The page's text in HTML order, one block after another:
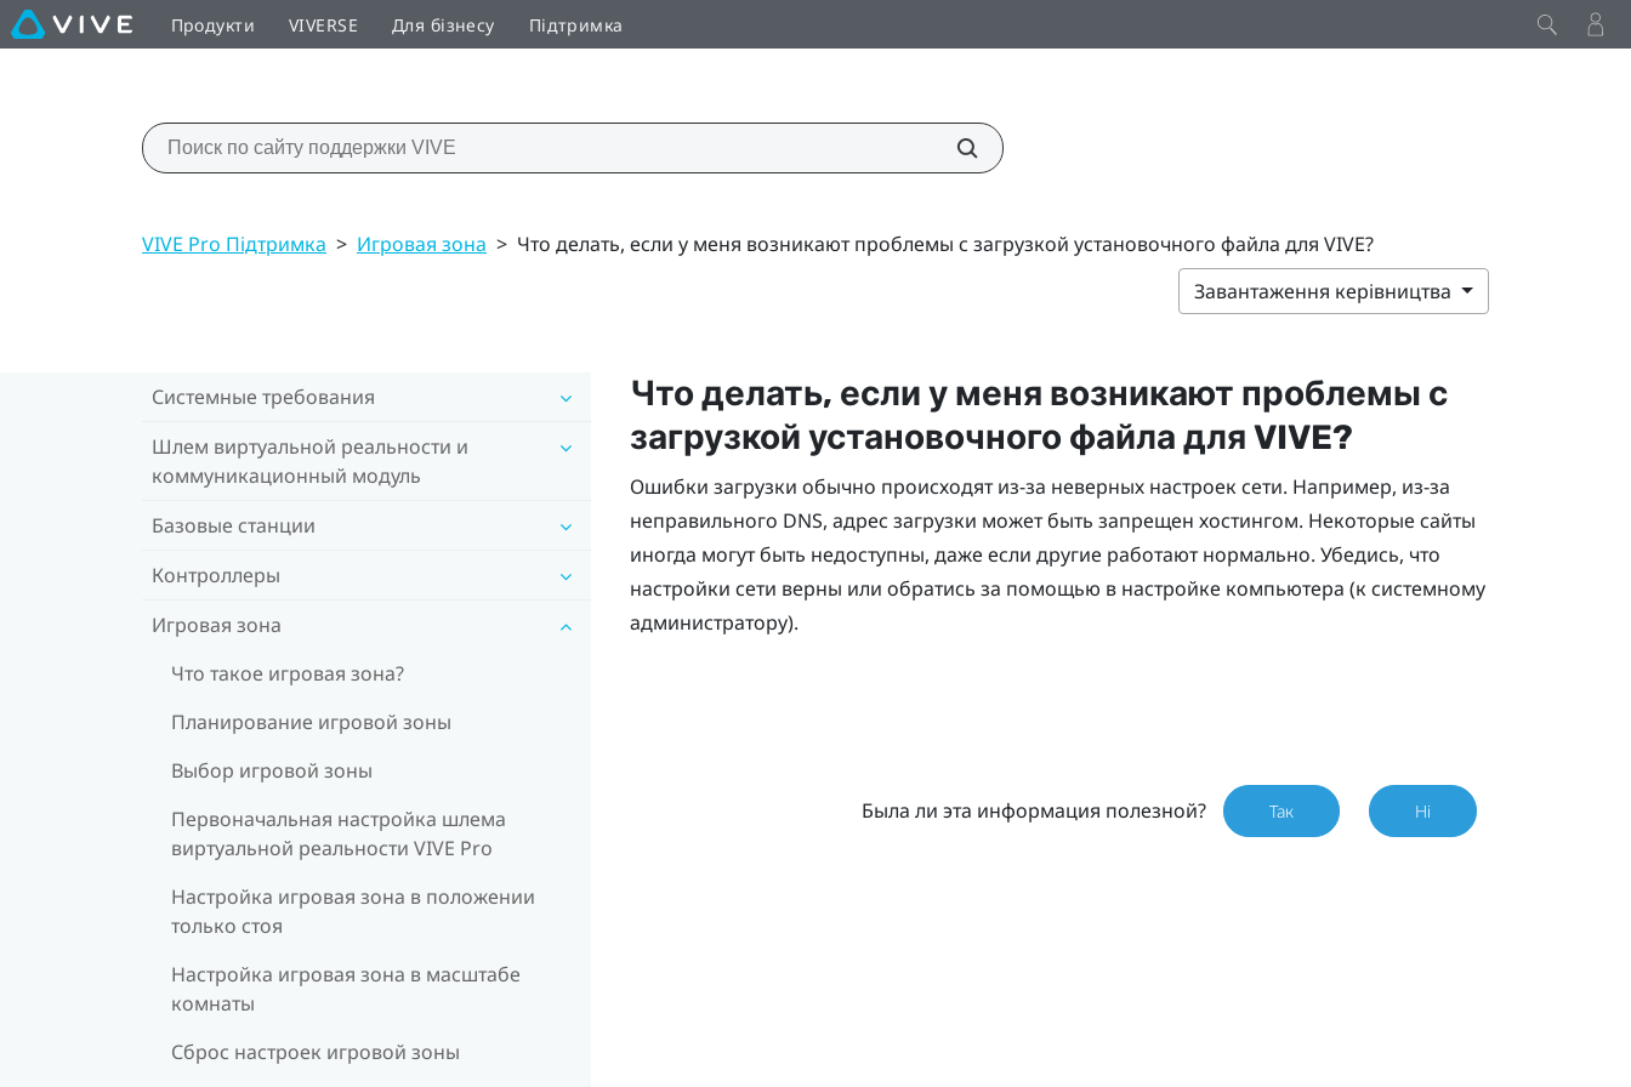
Продукти VIVERSE Для бізнесу Підтримка
VIVE Pro Підтримка > Игровая зона > Что делать, если у меня возникают проблемы с загрузкой установочного файла для VIVE?
Завантаження керівництва
Системные требования
Шлем виртуальной реальности и
коммуникационный модуль
Базовые станции
Контроллеры
Игровая зона
Что такое игровая зона?
Планирование игровой зоны
Выбор игровой зоны
Первоначальная настройка шлема
виртуальной реальности VIVE Pro
Настройка игровая зона в положении
только стоя
Настройка игровая зона в масштабе
комнаты
Сброс настроек игровой зоны
Что делать, если у меня возникают проблемы с
загрузкой установочного файла для VIVE?
Ошибки загрузки обычно происходят из-за неверных настроек сети. Например, из-за
неправильного DNS, адрес загрузки может быть запрещен хостингом. Некоторые сайты
иногда могут быть недоступны, даже если другие работают нормально. Убедись, что
настройки сети верны или обратись за помощью в настройке компьютера (к системному
администратору).
Была ли эта информация полезной? Так Ні